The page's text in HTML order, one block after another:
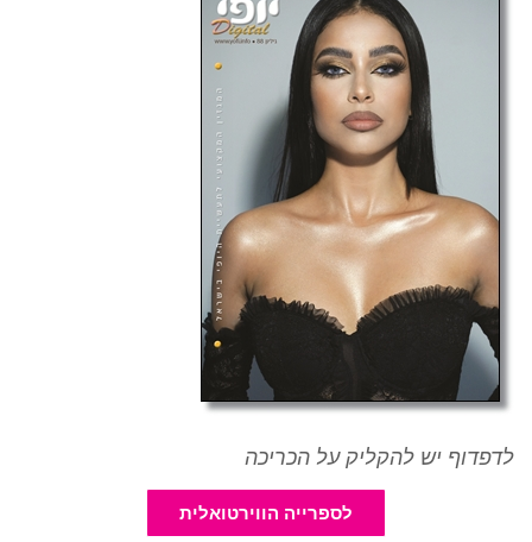
לדפדוף יש להקליק על הכריכה
לספרייה הווירטואלית